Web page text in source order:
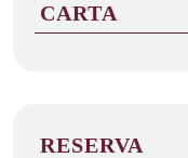
CARTA
RESERVA